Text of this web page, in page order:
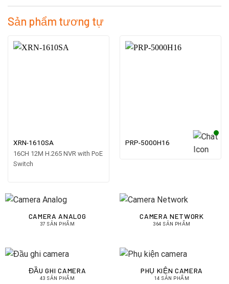
Sản phẩm tương tự
XRN-1610SA
16CH 12M H.265 NVR with PoE
Switch
PRP-5000H16
CAMERA ANALOG
37 SẢN PHẨM
CAMERA NETWORK
364 SẢN PHẨM
ĐẦU GHI CAMERA
43 SẢN PHẨM
PHỤ KIỆN CAMERA
14 SẢN PHẨM